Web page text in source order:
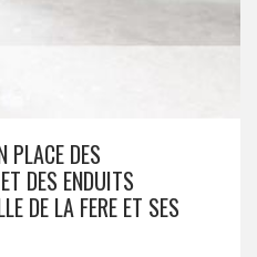
PLACE DES
DES ENDUITS
DE LA FERE ET SES